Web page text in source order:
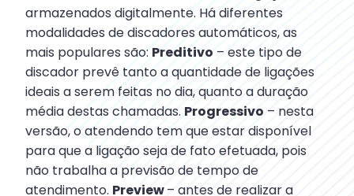
armazenados digitalmente. Há diferentes
modalidades de discadores automáticos, as
mais populares são:Preditivo – este tipo de
discador prevê tanto a quantidade de ligações
ideais a serem feitas no dia, quanto a duração
média destas chamadas. Progressivo – nesta
versão, o atendendo tem que estar disponível
para que a ligação seja de fato efetuada, pois
não trabalha a previsão de tempo de
atendimento. Preview– antes de realizar a